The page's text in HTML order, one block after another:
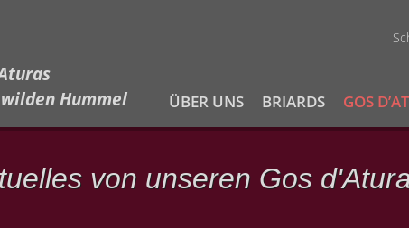
Hummel
ÜBER UNS BRIARDS GOS
von unseren Gos